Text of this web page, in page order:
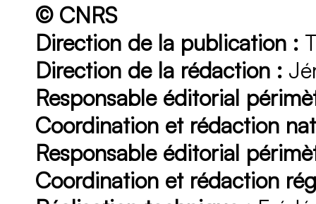
© CNRS
Direction de la publication :
Direction de la rédaction :
Responsable éditorial
Coordination et rédaction
Responsable éditorial
Coordination et rédaction